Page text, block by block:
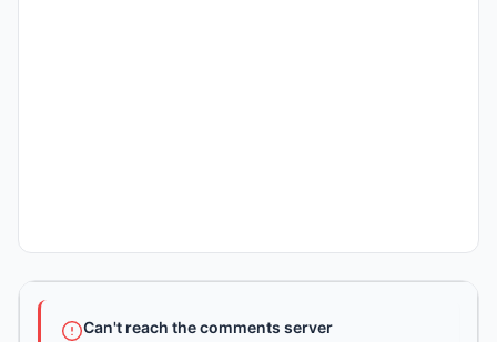
Can't reach the comments server